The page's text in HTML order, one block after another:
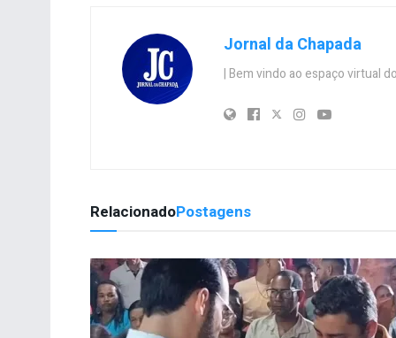
Jornal da Chapada
| Bem vindo ao espaço virtual
RelacionadoPostagens